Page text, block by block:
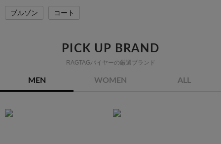
ブルゾン コート
PICK UP BRAND
RAGTAGバイヤーの厳選ブランド
MEN WOMEN ALL